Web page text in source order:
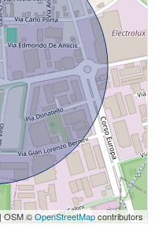
OSM ©OpenStreetMapcontributors